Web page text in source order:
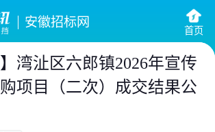
安徽招标网
首页
】湾沚区六郎镇2026年宣传
项目（二次）成交结果公